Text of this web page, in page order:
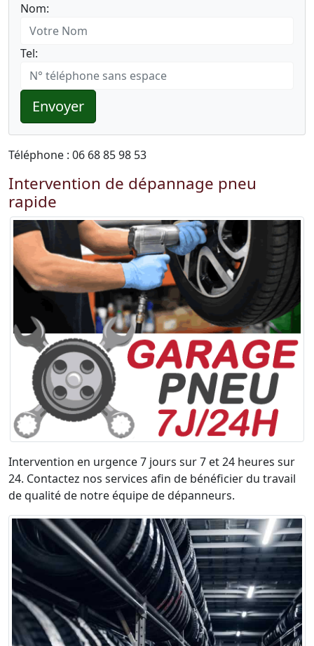
Nom:
Tel:
Envoyer
Téléphone : 06 68 85 98 53
Intervention de dépannage pneu
rapide
Intervention en urgence 7 jours sur 7 et 24 heures sur
24. Contactez nos services afin de bénéficier du travail
de qualité de notre équipe de dépanneurs.